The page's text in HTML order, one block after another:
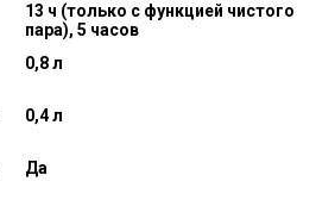
13 ч (только с функцией чистого
пара), 5 часов
0,8 л
0,4 л
Да